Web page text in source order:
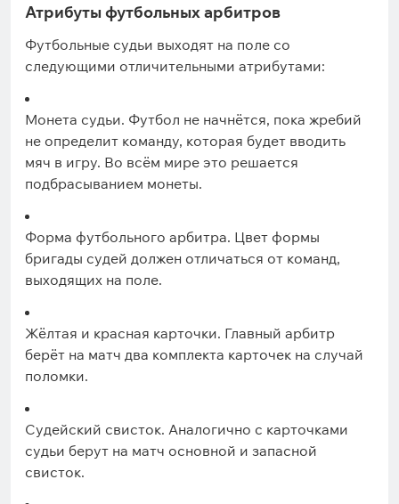
Атрибуты футбольных арбитров
Футбольные судьи выходят на поле со
следующими отличительными атрибутами:
Монета судьи. Футбол не начнётся, пока жребий
не определит команду, которая будет вводить
мяч в игру. Во всём мире это решается
подбрасыванием монеты.
Форма футбольного арбитра. Цвет формы
бригады судей должен отличаться от команд,
выходящих на поле.
Жёлтая и красная карточки. Главный арбитр
берёт на матч два комплекта карточек на случай
поломки.
Судейский свисток. Аналогично с карточками
судьи берут на матч основной и запасной
свисток.